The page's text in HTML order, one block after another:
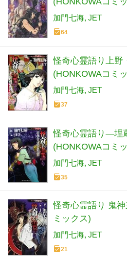
クス)
加門七海 JET
64
怪奇心霊語り上野
(HONKOWAコミ
クス)
加門七海 JET
37
怪奇心霊語り―埋
(HONKOWAコミ
クス)
加門七海 JET
35
怪奇心霊語り 鬼
ミックス)
加門七海 JET
21